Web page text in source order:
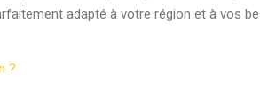
adapté à votre région et à vos
?